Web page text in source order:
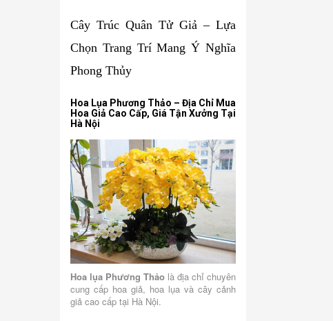
Cây Trúc Quân Tử Giả – Lựa
Chọn Trang Trí Mang Ý Nghĩa
Phong Thủy
Hoa Lụa Phương Thảo – Địa Chỉ Mua
Hoa Giả Cao Cấp, Giá Tận Xưởng Tại
Hà Nội
Hoa lụa Phương Thảo là địa chỉ chuyên
cung cấp hoa giả, hoa lụa và cây cảnh
giả cao cấp tại Hà Nội.